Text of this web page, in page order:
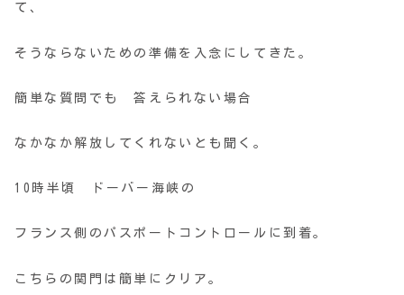
て、
そうならないための準備を入念にしてきた。
簡単な質問でも 答えられない場合
なかなか解放してくれないとも聞く。
10時半頃 ドーバー海峡の
フランス側のパスポートコントロールに到着。
こちらの関門は簡単にクリア。